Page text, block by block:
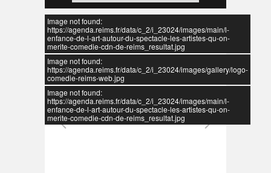
Image not found:
https://agenda.reims.fr/data/c_2/i_23024/images/main/l-
enfance-de-l-art-autour-du-spectacle-les-artistes-qu-on-
merite-comedie-cdn-de-reims_resultat.jpg
Image not found:
https://agenda.reims.fr/data/c_2/i_23024/images/gallery/logo-
comedie-reims-web.jpg
Image not found:
https://agenda.reims.fr/data/c_2/i_23024/images/main/l-
enfance-de-l-art-autour-du-spectacle-les-artistes-qu-on-
merite-comedie-cdn-de-reims_resultat.jpg